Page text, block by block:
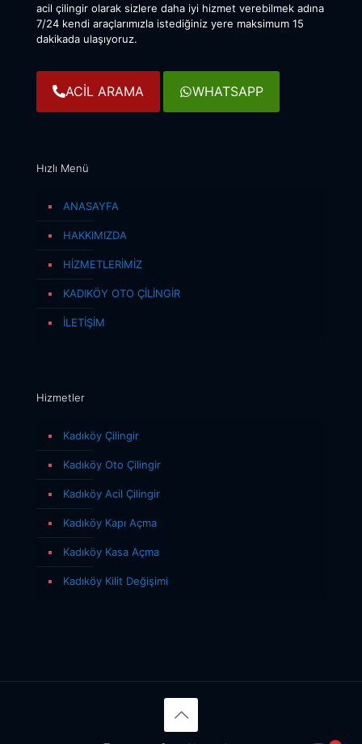
acil çilingir olarak sizlere daha iyi hizmet verebilmek adına
7/24 kendi araçlarımızla istediğiniz yere maksimum 15
dakikada ulaşıyoruz.
ACİL ARAMA WHATSAPP
Hızlı Menü
ANASAYFA
HAKKIMIZDA
HİZMETLERİMİZ
KADIKÖY OTO ÇİLİNGİR
İLETİŞİM
Hizmetler
Kadıköy Çilingir
Kadıköy Oto Çilingir
Kadıköy Acil Çilingir
Kadıköy Kapı Açma
Kadıköy Kasa Açma
Kadıköy Kilit Değişimi